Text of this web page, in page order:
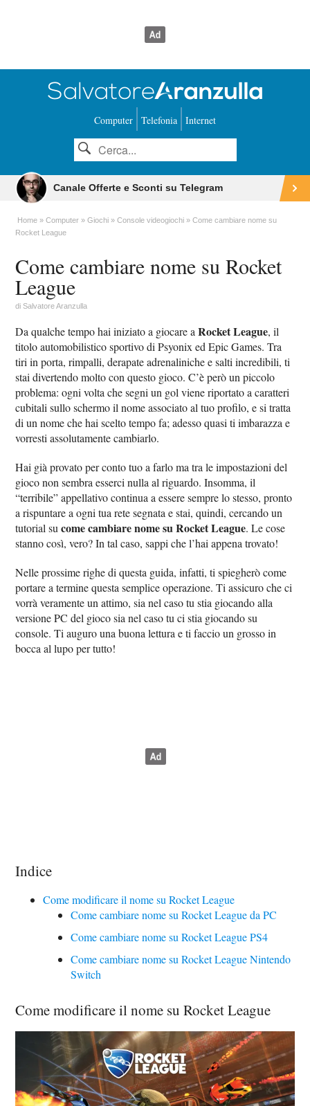
Computer Telefonia Internet
Canale Offerte e Sconti su Telegram
Home Computer Giochi Console videogiochi
Come cambiare nome su
Rocket League
Come cambiare nome su Rocket
League
diSalvatore Aranzulla
Da qualche tempo hai iniziato a giocare aRocket League, il
titolo automobilistico sportivo di Psyonix ed Epic Games. Tra
tiri in porta, rimpalli, derapate adrenaliniche e salti incredibili, ti
stai divertendo molto con questo gioco. C’è però un piccolo
problema: ogni volta che segni un gol viene riportato a caratteri
cubitali sullo schermo il nome associato al tuo profilo, e si tratta
di un nome che hai scelto tempo fa; adesso quasi ti imbarazza e
vorresti assolutamente cambiarlo.
Hai già provato per conto tuo a farlo ma tra le impostazioni del
gioco non sembra esserci nulla al riguardo. Insomma, il
“terribile” appellativo continua a essere sempre lo stesso, pronto
a rispuntare a ogni tua rete segnata e stai, quindi, cercando un
tutorial sucome cambiare nome su Rocket League. Le cose
stanno così, vero? In tal caso, sappi che l’hai appena trovato!
Nelle prossime righe di questa guida, infatti, ti spiegherò come
portare a termine questa semplice operazione. Ti assicuro che ci
vorrà veramente un attimo, sia nel caso tu stia giocando alla
versione PC del gioco sia nel caso tu ci stia giocando su
console. Ti auguro una buona lettura e ti faccio un grosso in
bocca al lupo per tutto!
Indice
Come modificare il nome su Rocket League
Come cambiare nome su Rocket League da PC
Come cambiare nome su Rocket League PS4
Come cambiare nome su Rocket League Nintendo
Switch
Come modificare il nome su Rocket League